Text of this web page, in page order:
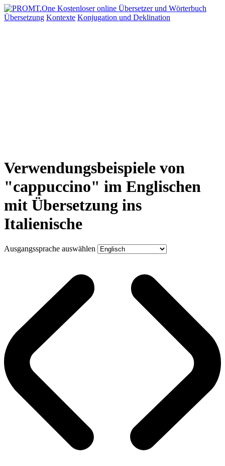
Übersetzung Kontexte Konjugation und Deklination
Verwendungsbeispiele von
"cappuccino" im Englischen
mit Übersetzung ins
Italienische
Ausgangssprache auswählen